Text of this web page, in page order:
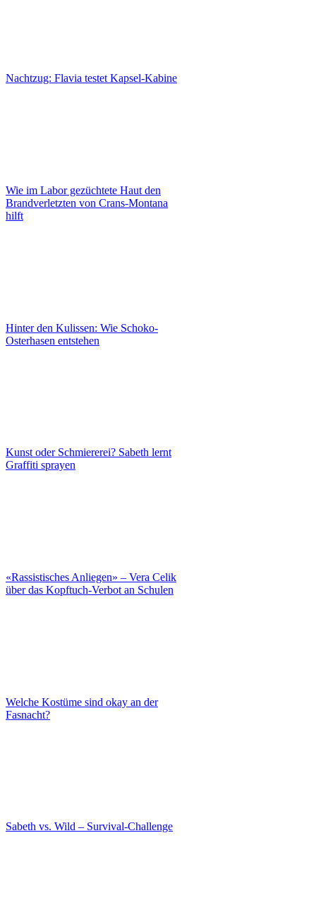
Nachtzug: Flavia testet Kapsel-Kabine
Wie im Labor gezüchtete Haut den
Brandverletzten von Crans-Montana
hilft
Hinter den Kulissen: Wie Schoko-
Osterhasen entstehen
Kunst oder Schmiererei? Sabeth lernt
Graffiti sprayen
«Rassistisches Anliegen» – Vera Celik
über das Kopftuch-Verbot an Schulen
Welche Kostüme sind okay an der
Fasnacht?
Sabeth vs. Wild – Survival-Challenge